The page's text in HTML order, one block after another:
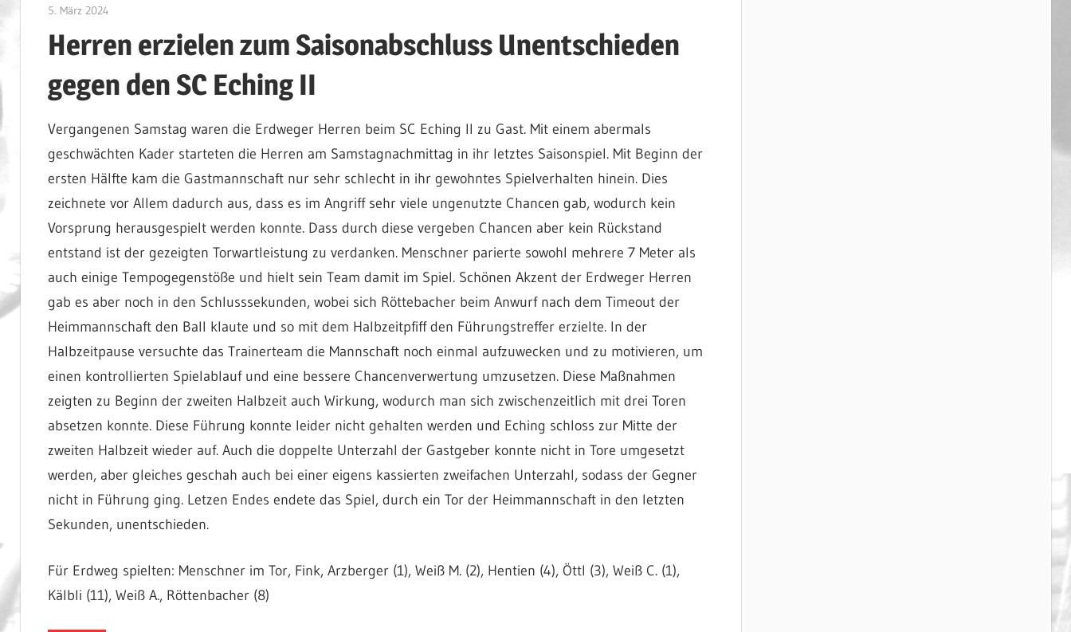
5. März 2024
Herren erzielen zum Saisonabschluss Unentschieden
gegen den SC Eching II
Vergangenen Samstag waren die Erdweger Herren beim SC Eching II zu Gast. Mit einem abermals
geschwächten Kader starteten die Herren am Samstagnachmittag in ihr letztes Saisonspiel. Mit Beginn der
ersten Hälfte kam die Gastmannschaft nur sehr schlecht in ihr gewohntes Spielverhalten hinein. Dies
zeichnete vor Allem dadurch aus, dass es im Angriff sehr viele ungenutzte Chancen gab, wodurch kein
Vorsprung herausgespielt werden konnte. Dass durch diese vergeben Chancen aber kein Rückstand
entstand ist der gezeigten Torwartleistung zu verdanken. Menschner parierte sowohl mehrere 7 Meter als
auch einige Tempogegenstöße und hielt sein Team damit im Spiel. Schönen Akzent der Erdweger Herren
gab es aber noch in den Schlusssekunden, wobei sich Röttebacher beim Anwurf nach dem Timeout der
Heimmannschaft den Ball klaute und so mit dem Halbzeitpfiff den Führungstreffer erzielte. In der
Halbzeitpause versuchte das Trainerteam die Mannschaft noch einmal aufzuwecken und zu motivieren, um
einen kontrollierten Spielablauf und eine bessere Chancenverwertung umzusetzen. Diese Maßnahmen
zeigten zu Beginn der zweiten Halbzeit auch Wirkung, wodurch man sich zwischenzeitlich mit drei Toren
absetzen konnte. Diese Führung konnte leider nicht gehalten werden und Eching schloss zur Mitte der
zweiten Halbzeit wieder auf. Auch die doppelte Unterzahl der Gastgeber konnte nicht in Tore umgesetzt
werden, aber gleiches geschah auch bei einer eigens kassierten zweifachen Unterzahl, sodass der Gegner
nicht in Führung ging. Letzen Endes endete das Spiel, durch ein Tor der Heimmannschaft in den letzten
Sekunden, unentschieden.
Für Erdweg spielten: Menschner im Tor, Fink, Arzberger (1), Weiß M. (2), Hentien (4), Öttl (3), Weiß C. (1),
Kälbli (11), Weiß A., Röttenbacher (8)